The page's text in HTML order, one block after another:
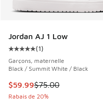
Jordan AJ 1 Low
Cote moyenne du client -
(1)
Garçons, maternelle
Black / Summit White / Black
Cet article est en solde.
$59.99$75.00
Rabais de 20%